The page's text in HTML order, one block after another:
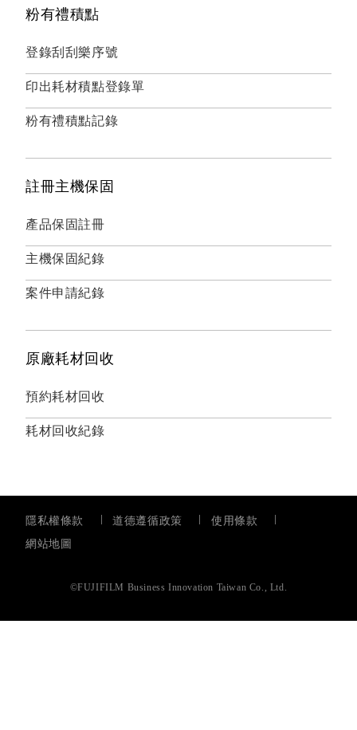
粉有禮積點
登錄刮刮樂序號
印出耗材積點登錄單
粉有禮積點記錄
註冊主機保固
產品保固註冊
主機保固紀錄
案件申請紀錄
原廠耗材回收
預約耗材回收
耗材回收紀錄
隱私權條款 道德遵循政策
使用條款
網站地圖
©FUJIFILM Business Innovation Taiwan Co., Ltd.